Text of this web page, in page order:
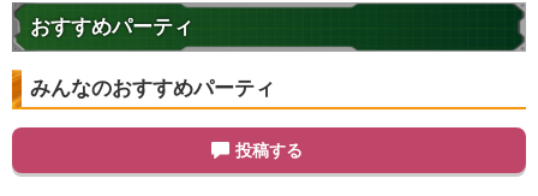
7.0
・ATK+15%
【一致するリンクスキル(3)】
鶴仙流
至高の戦士
【一致するカテゴリー(5)】
おすすめパーティ
みんなのおすすめパーティ
投稿する